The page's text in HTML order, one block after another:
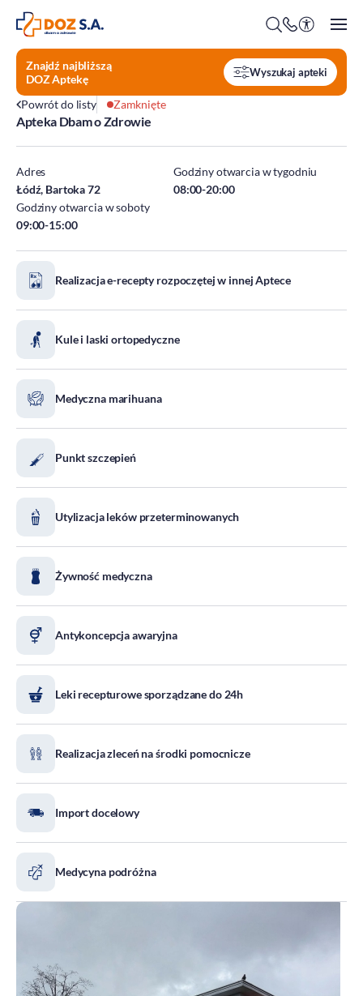
O firmie
Praca w Centrali
ESG
Środowisko
Społeczeństwo
Standardy Ochrony Małoletnich
Tradycja aptekarstwa
Kodeks Etyki
Do pobrania
Dla akcjonariuszy
Znajdź najbliższą
DOZ Aptekę
Wyszukaj apteki
Powrót do listy Zamknięte
Apteka Dbam o Zdrowie
Adres
Łódź, Bartoka 72
Godziny otwarcia w tygodniu
08:00-20:00
Godziny otwarcia w soboty
09:00-15:00
Realizacja e-recepty rozpoczętej w innej Aptece
Kule i laski ortopedyczne
Medyczna marihuana
Punkt szczepień
Utylizacja leków przeterminowanych
Żywność medyczna
Antykoncepcja awaryjna
Leki recepturowe sporządzane do 24h
Realizacja zleceń na środki pomocnicze
Import docelowy
Medycyna podróżna